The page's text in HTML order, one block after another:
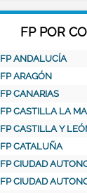
FP POR
FP ANDALUCÍA
FP ARAGÓN
FP CANARIAS
FP CASTILLA LA
FP CASTILLA Y
FP CATALUÑA
FP CIUDAD
FP CIUDAD